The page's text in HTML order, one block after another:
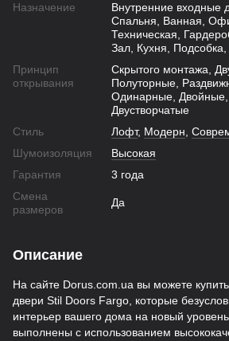
Назначение
Внутренние входные
Спальня, Ванная,
Техническая,
Зал, Кухня,
Принцип
открывания
Скрытого монтажа,
Полуторные,
Одинарные, Двойные,
Двустворчатые
Стиль
Лофт, Модерн
Шумоизоляция
Высокая
Гарантия
3 года
Смена
размеров
Да
Описание
На сайте Dorus.com.ua вы можете
двери Stil Doors Fargo, которые
интерьер вашего дома на новый
выполнены с использованием